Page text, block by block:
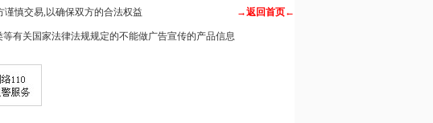
慎交易,以确保双方的合法权益 →返回首页←
有关国家法律法规规定的不能做广告宣传的产品信息